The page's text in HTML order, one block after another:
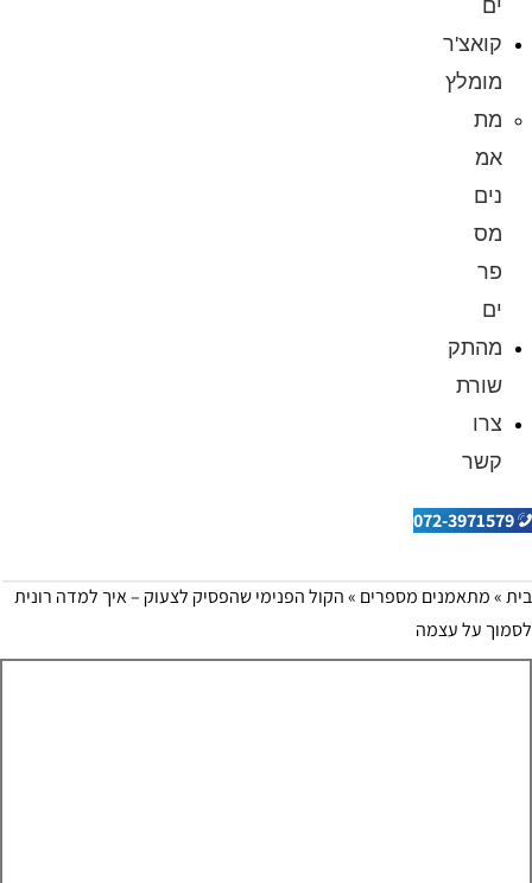
ים
קואצ'ר
מומלץ
מת
אמ
נים
מס
פר
ים
מהתק
שורת
צרו
קשר
072-3971579
»מתאמנים מספרים» הקול הפנימי שהפסיק לצעוק – איך למדה רונית
על עצמה